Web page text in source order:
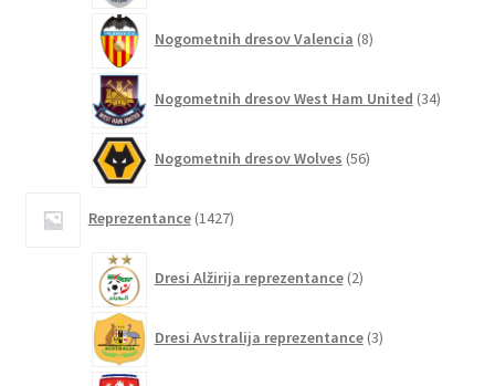
Nogometnih dresov Valencia 8izdelkov
Nogometnih dresov West Ham United 34izdelkov
Nogometnih dresov Wolves 56izdelkov
Reprezentance 1427izdelkov
Dresi Alžirija reprezentance 2izdelka
Dresi Avstralija reprezentance 3izdelki